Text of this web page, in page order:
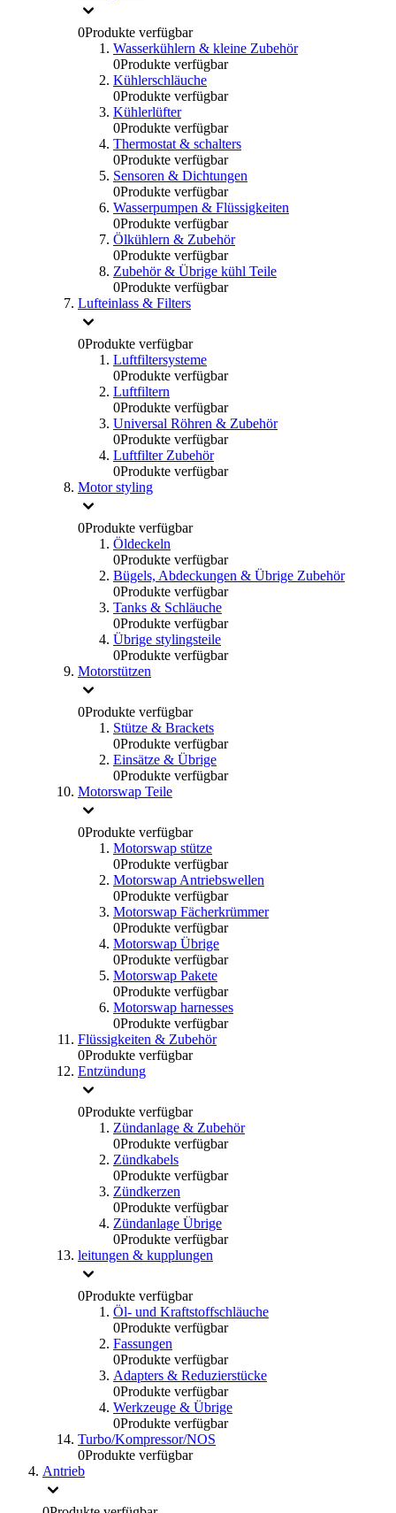
0Produkte verfügbar
Wasserkühlern & kleine Zubehör
0Produkte verfügbar
Kühlerschläuche
0Produkte verfügbar
Kühlerlüfter
0Produkte verfügbar
Thermostat & schalters
0Produkte verfügbar
Sensoren & Dichtungen
0Produkte verfügbar
Wasserpumpen & Flüssigkeiten
0Produkte verfügbar
Ölkühlern & Zubehör
0Produkte verfügbar
Zubehör & Übrige kühl Teile
0Produkte verfügbar
Lufteinlass & Filters
0Produkte verfügbar
Luftfiltersysteme
0Produkte verfügbar
Luftfiltern
0Produkte verfügbar
Universal Röhren & Zubehör
0Produkte verfügbar
Luftfilter Zubehör
0Produkte verfügbar
Motor styling
0Produkte verfügbar
Öldeckeln
0Produkte verfügbar
Bügels, Abdeckungen & Übrige Zubehör
0Produkte verfügbar
Tanks & Schläuche
0Produkte verfügbar
Übrige stylingsteile
0Produkte verfügbar
Motorstützen
0Produkte verfügbar
Stütze & Brackets
0Produkte verfügbar
Einsätze & Übrige
0Produkte verfügbar
Motorswap Teile
0Produkte verfügbar
Motorswap stütze
0Produkte verfügbar
Motorswap Antriebswellen
0Produkte verfügbar
Motorswap Fächerkrümmer
0Produkte verfügbar
Motorswap Übrige
0Produkte verfügbar
Motorswap Pakete
0Produkte verfügbar
Motorswap harnesses
0Produkte verfügbar
Flüssigkeiten & Zubehör
0Produkte verfügbar
Entzündung
0Produkte verfügbar
Zündanlage & Zubehör
0Produkte verfügbar
Zündkabels
0Produkte verfügbar
Zündkerzen
0Produkte verfügbar
Zündanlage Übrige
0Produkte verfügbar
leitungen & kupplungen
0Produkte verfügbar
Öl- und Kraftstoffschläuche
0Produkte verfügbar
Fassungen
0Produkte verfügbar
Adapters & Reduzierstücke
0Produkte verfügbar
Werkzeuge & Übrige
0Produkte verfügbar
Turbo/Kompressor/NOS
0Produkte verfügbar
Antrieb